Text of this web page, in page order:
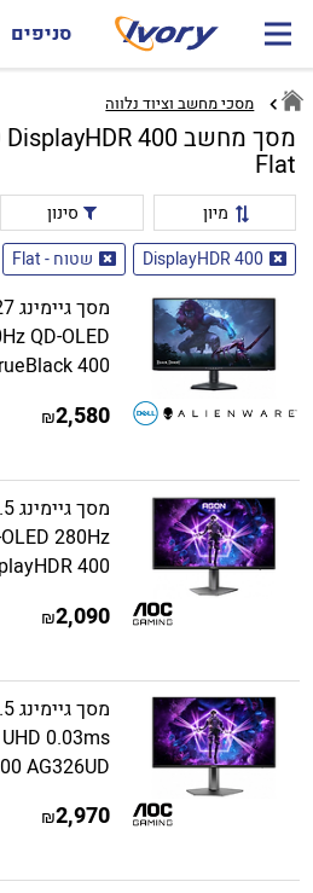
סניפים
מסכי מחשב וציוד נלווה
Flat
מיון
סינון
DisplayHDR 400
שטוח - Flat
QD-OLED
400
2,580
₪
280Hz
400
2,090
₪
0.03ms
AG326UD
2,970
₪